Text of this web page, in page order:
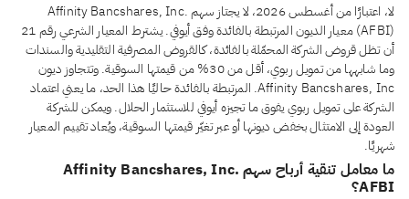
لا، اعتبارًا من أغسطس 2026، لا يجتاز سهم Affinity Bancshares, Inc.
(AFBI) معيار الديون المرتبطة بالفائدة وفق أيوفي. يشترط المعيار الشرعي رقم 21
أن تظل قروض الشركة المحمّلة بالفائدة، كالقروض المصرفية التقليدية والسندات
وما شابهها من تمويل ربوي، أقل من 30% من قيمتها السوقية. وتتجاوز ديون
Affinity Bancshares, Inc. المرتبطة بالفائدة حاليًا هذا الحد، ما يعني اعتماد
الشركة على تمويل ربوي يفوق ما تجيزه أيوفي للاستثمار الحلال. ويمكن للشركة
العودة إلى الامتثال بخفض ديونها أو عبر تغيّر قيمتها السوقية، ويُعاد تقييم المعيار
شهريًا.
ما معامل تنقية أرباح سهم Affinity Bancshares, Inc.
AFBI؟